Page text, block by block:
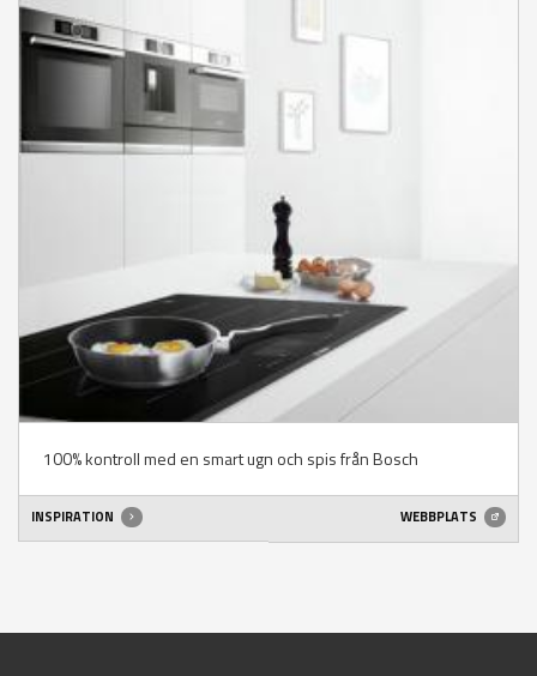
100% kontroll med en smart ugn och spis från Bosch
INSPIRATION WEBBPLATS